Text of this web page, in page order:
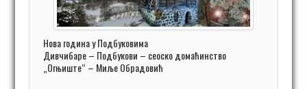
Нова година у Подбуковима
Дивчибаре – Подбукови – сеоско домаћинство
„Огњиште“ – Миље Обрадовић